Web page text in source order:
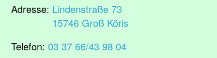
Adresse: Lindenstraße 73
15746 Groß Köris
Telefon: 03 37 66/43 98 04